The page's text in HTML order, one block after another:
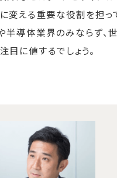
変える重要な役割を担っ
半導体業界のみならず、
目に値するでしょう。